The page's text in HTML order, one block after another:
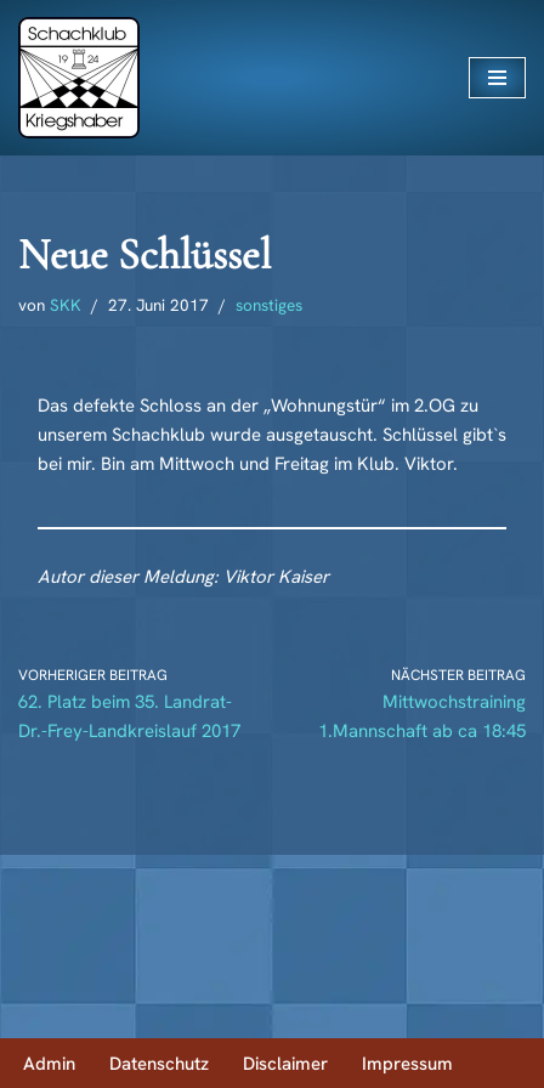
Zum
Inhalt
springen
Neue Schlüssel
von SKK 27. Juni 2017 sonstiges
Das defekte Schloss an der „Wohnungstür“ im 2.OG zu
unserem Schachklub wurde ausgetauscht. Schlüssel gibt`s
bei mir. Bin am Mittwoch und Freitag im Klub. Viktor.
Autor dieser Meldung: Viktor Kaiser
VORHERIGER BEITRAG
62. Platz beim 35. Landrat-
Dr.-Frey-Landkreislauf 2017
NÄCHSTER BEITRAG
Mittwochstraining
1.Mannschaft ab ca 18:45
Admin Datenschutz Disclaimer Impressum